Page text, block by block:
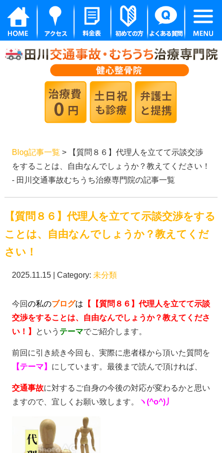
Blog記事一覧 > 【質問８６】代理人を立てて示談交渉
をすることは、自由なんでしょうか？教えてください！
- 田川交通事故むちうち治療専門院の記事一覧
【質問８６】代理人を立てて示談交渉をする
ことは、自由なんでしょうか？教えてくだ
さい！
2025.11.15 | Category: 未分類
今回の私のブログは 【【質問８６】代理人を立てて示談
交渉をすることは、自由なんでしょうか？教えてくださ
い！】
という テーマでご紹介します。
前回に引き続き今回も、実際に患者様から頂いた質問を
【テーマ】 にしています。最後まで読んで頂ければ、
交通事故に対するご自身の今後の対応が変わるかと思い
ますので、宜しくお願い致します。
ヽ(^o^)丿